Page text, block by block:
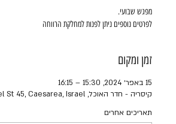
לפרטים נוספים ניתן לפנות למחלקת הרווחה
זמן ומקום
15 באפר׳ 2024, 15:30 – 16:15
קיסריה - חדר האוכל, HaEshel St 45, Caesarea, Israel
תאריכים אחרים